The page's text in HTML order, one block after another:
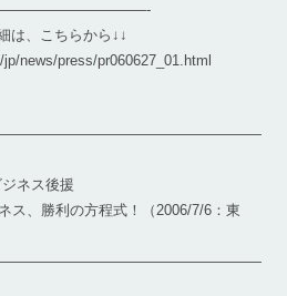
は、こちらから↓↓
news/press/pr060627_01.html
ネス後援
ス、勝利の方程式！（2006/7/6：東